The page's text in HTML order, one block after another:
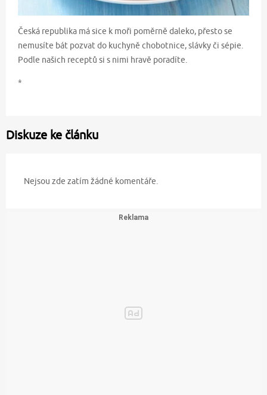
Česká republika má sice k moři poměrně daleko, přesto se
nemusíte bát pozvat do kuchyně chobotnice, slávky či sépie.
Podle našich receptů si s nimi hravě poradíte.
*
Diskuze ke článku
Nejsou zde zatím žádné komentáře.